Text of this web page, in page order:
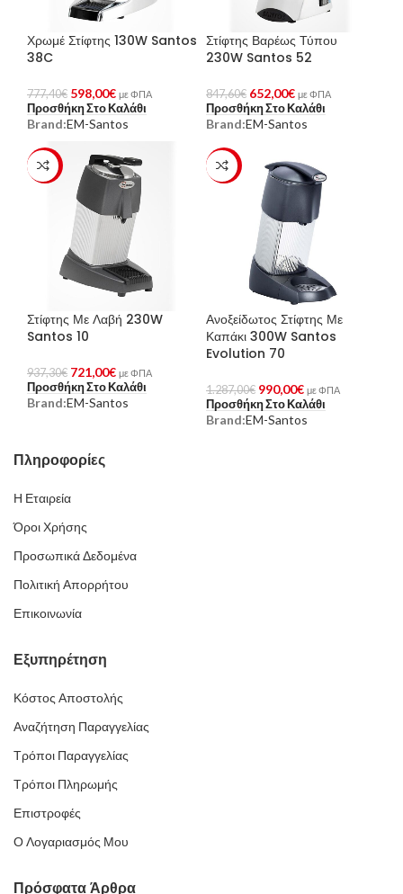
Χρωμέ Στίφτης 130W Santos
38C
777,40€ 598,00€ με ΦΠΑ
Προσθήκη Στο Καλάθι
Brand:EM-Santos
Στίφτης Βαρέως Τύπου
230W Santos 52
847,60€ 652,00€ με ΦΠΑ
Προσθήκη Στο Καλάθι
Brand:EM-Santos
-23%
Στίφτης Με Λαβή 230W
Santos 10
937,30€ 721,00€ με ΦΠΑ
Προσθήκη Στο Καλάθι
Brand:EM-Santos
-23%
Ανοξείδωτος Στίφτης Με
Καπάκι 300W Santos
Evolution 70
1.287,00€ 990,00€ με ΦΠΑ
Προσθήκη Στο Καλάθι
Brand:EM-Santos
Πληροφορίες
Η Εταιρεία
Όροι Χρήσης
Προσωπικά Δεδομένα
Πολιτική Απορρήτου
Επικοινωνία
Εξυπηρέτηση
Κόστος Αποστολής
Αναζήτηση Παραγγελίας
Τρόποι Παραγγελίας
Τρόποι Πληρωμής
Επιστροφές
Ο Λογαριασμός Μου
Πρόσφατα Άρθρα